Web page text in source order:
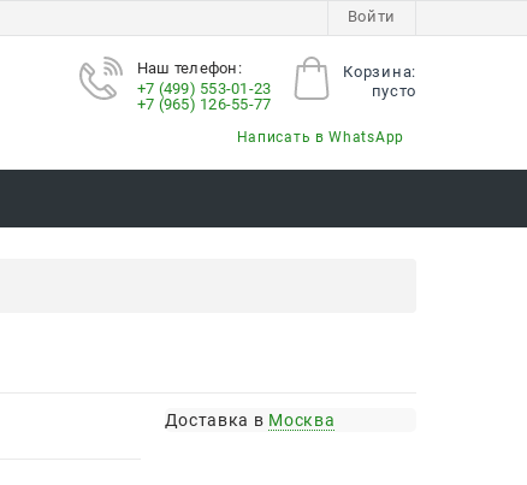
Войти
Корзина:
пусто
Наш телефон:
+7 (499) 553-01-23
+7 (965) 126-55-77
Написать в WhatsApp
Доставка в Москва